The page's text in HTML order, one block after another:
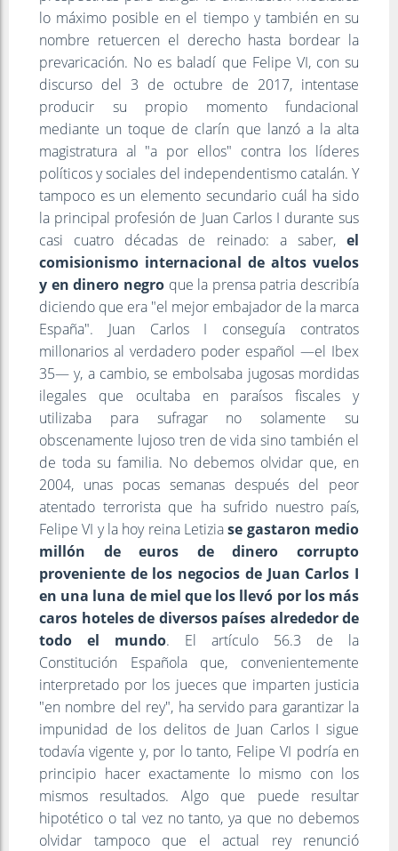
lo máximo posible en el tiempo y también en su
nombre retuercen el derecho hasta bordear la
prevaricación. No es baladí que Felipe VI, con su
discurso del 3 de octubre de 2017, intentase
producir su propio momento fundacional
mediante un toque de clarín que lanzó a la alta
magistratura al "a por ellos" contra los líderes
políticos y sociales del independentismo catalán. Y
tampoco es un elemento secundario cuál ha sido
la principal profesión de Juan Carlos I durante sus
casi cuatro décadas de reinado: a saber, el
comisionismo internacional de altos vuelos
y en dinero negroque la prensa patria describía
diciendo que era "el mejor embajador de la marca
España". Juan Carlos I conseguía contratos
millonarios al verdadero poder español —el Ibex
35— y, a cambio, se embolsaba jugosas mordidas
ilegales que ocultaba en paraísos fiscales y
utilizaba para sufragar no solamente su
obscenamente lujoso tren de vida sino también el
de toda su familia. No debemos olvidar que, en
2004, unas pocas semanas después del peor
atentado terrorista que ha sufrido nuestro país,
Felipe VI y la hoy reina Letiziase gastaron medio
millón de euros de dinero corrupto
proveniente de los negocios de Juan Carlos I
en una luna de miel que los llevó por los más
caros hoteles de diversos países alrededor de
todo el mundo. El artículo 56.3 de la
Constitución Española que, convenientemente
interpretado por los jueces que imparten justicia
"en nombre del rey", ha servido para garantizar la
impunidad de los delitos de Juan Carlos I sigue
todavía vigente y, por lo tanto, Felipe VI podría en
principio hacer exactamente lo mismo con los
mismos resultados. Algo que puede resultar
hipotético o tal vez no tanto, ya que no debemos
olvidar tampoco que el actual rey renunció